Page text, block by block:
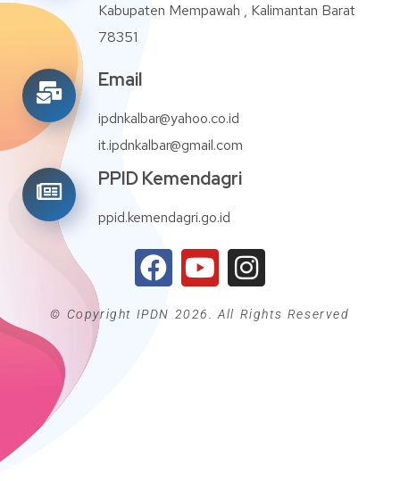
Kabupaten Mempawah , Kalimantan Barat
78351
Email
ipdnkalbar@yahoo.co.id
it.ipdnkalbar@gmail.com
PPID Kemendagri
ppid.kemendagri.go.id
© Copyright IPDN 2026. All Rights Reserved